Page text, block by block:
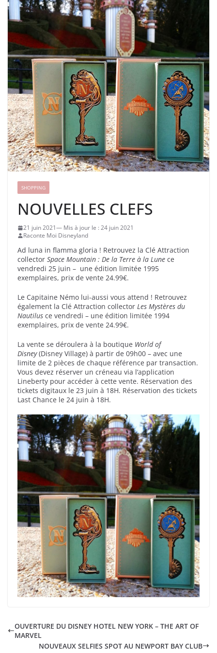
SHOPPING
NOUVELLES CLEFS
21 juin 2021
24 juin 2021
Raconte Moi Disneyland
Ad luna in flamma gloria ! Retrouvez la Clé Attraction
collector Space Mountain : De la Terre à la Lune ce
vendredi 25 juin – une édition limitée 1995
exemplaires, prix de vente 24.99€.
Le Capitaine Némo lui-aussi vous attend ! Retrouvez
également la Clé Attraction collector Les Mystères du
Nautilus ce vendredi – une édition limitée 1994
exemplaires, prix de vente 24.99€.
La vente se déroulera à la boutique World of
Disney(Disney Village) à partir de 09h00 – avec une
limite de 2 pièces de chaque référence par transaction.
Vous devez réserver un créneau via l’application
Lineberty pour accéder à cette vente. Réservation des
tickets digitaux le 23 juin à 18H. Réservation des tickets
Last Chance le 24 juin à 18H.
OUVERTURE DU DISNEY HOTEL NEW YORK – THE ART OF
MARVEL
NOUVEAUX SELFIES SPOT AU NEWPORT BAY CLUB